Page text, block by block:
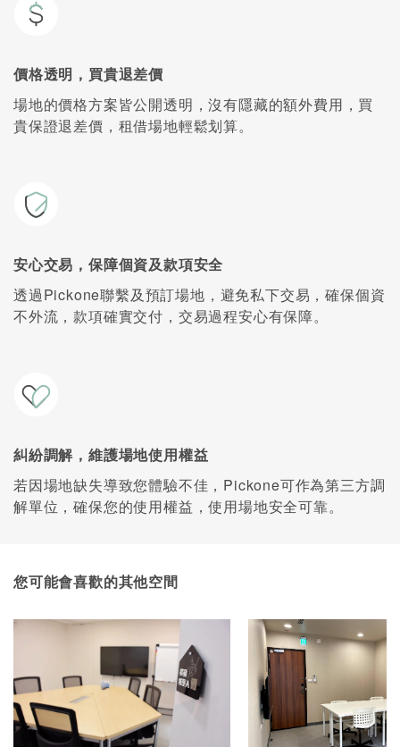
價格透明，買貴退差價
場地的價格方案皆公開透明，沒有隱藏的額外費用，買
貴保證退差價，租借場地輕鬆划算。
安心交易，保障個資及款項安全
透過Pickone聯繫及預訂場地，避免私下交易，確保個資
不外流，款項確實交付，交易過程安心有保障。
糾紛調解，維護場地使用權益
若因場地缺失導致您體驗不佳，Pickone可作為第三方調
解單位，確保您的使用權益，使用場地安全可靠。
您可能會喜歡的其他空間